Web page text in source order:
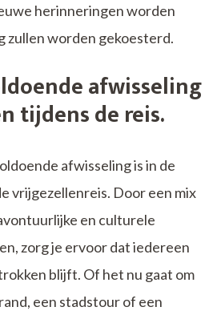
herinneringen worden
zullen worden gekoesterd.
afwisseling
tijdens de reis.
afwisseling is in de
vrijgezellenreis. Door een mix
en culturele
zorg je ervoor dat iedereen
blijft. Of het nu gaat om
een stadstour of een